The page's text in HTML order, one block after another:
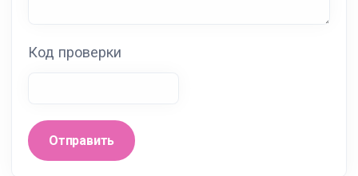
Код проверки
Отправить